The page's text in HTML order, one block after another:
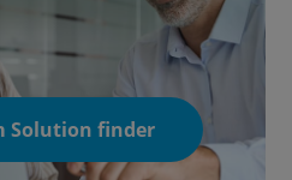
Solution finder